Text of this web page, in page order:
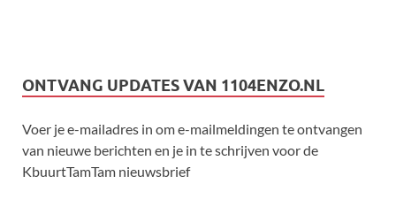
ONTVANG UPDATES VAN 1104ENZO.NL
Voer je e-mailadres in om e-mailmeldingen te ontvangen
van nieuwe berichten en je in te schrijven voor de
KbuurtTamTam nieuwsbrief